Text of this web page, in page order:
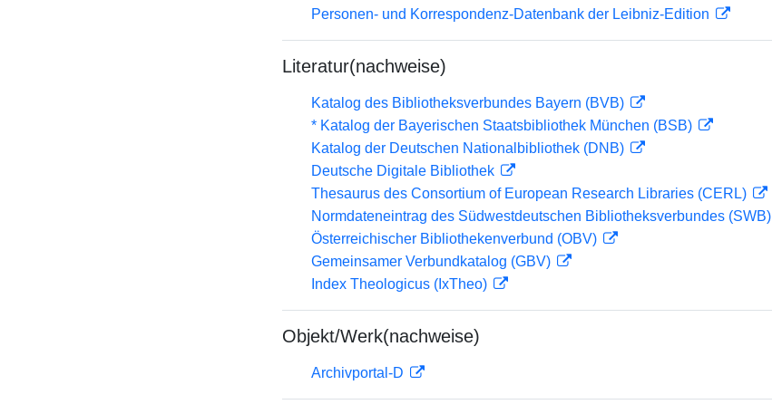
Personen- und Korrespondenz-Datenbank der Leibniz-Edition
Literatur(nachweise)
Katalog des Bibliotheksverbundes Bayern (BVB)
* Katalog der Bayerischen Staatsbibliothek München (BSB)
Katalog der Deutschen Nationalbibliothek (DNB)
Deutsche Digitale Bibliothek
Thesaurus des Consortium of European Research Libraries (CERL)
Normdateneintrag des Südwestdeutschen Bibliotheksverbundes (SWB)
Österreichischer Bibliothekenverbund (OBV)
Gemeinsamer Verbundkatalog (GBV)
Index Theologicus (IxTheo)
Objekt/Werk(nachweise)
Archivportal-D